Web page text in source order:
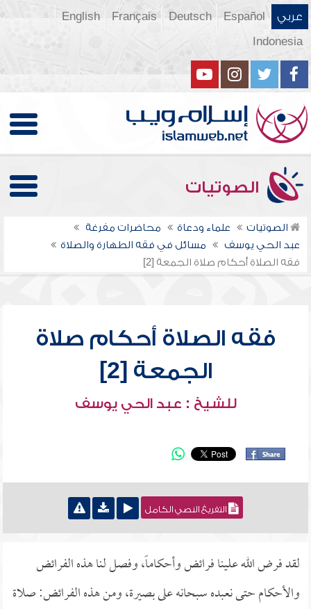
عربي Español
Deutsch
Français
English
Indonesia
الصوتيات
الصوتيات علماء ودعاة
محاضرات مفرغة
عبد الحي يوسف
مسائل في فقه الطهارة والصلاة
فقه الصلاة أحكام صلاة الجمعة [2]
فقه الصلاة أحكام صلاة
الجمعة [2]
للشيخ : عبد الحي يوسف
التفريغ النصي الكامل
لقد فرض الله علينا فرائض وأحكاماً، وفصل لنا هذه الفرائض
والأحكام حتى نعبده سبحانه على بصيرة، ومن هذه الفرائض: صلاة